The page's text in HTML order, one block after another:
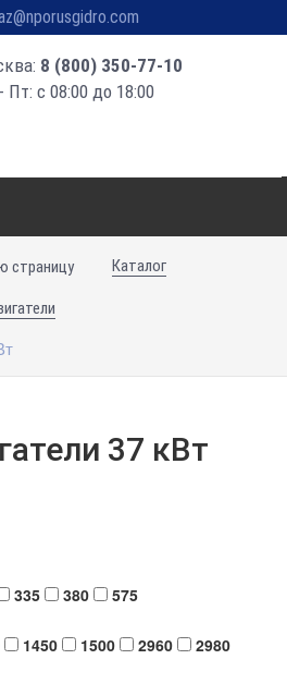
8 (800) 350-77-10
Пт: с 08:00 до 18:00
Каталог
37 кВт
335 380
575
1450 1500 2960
2980